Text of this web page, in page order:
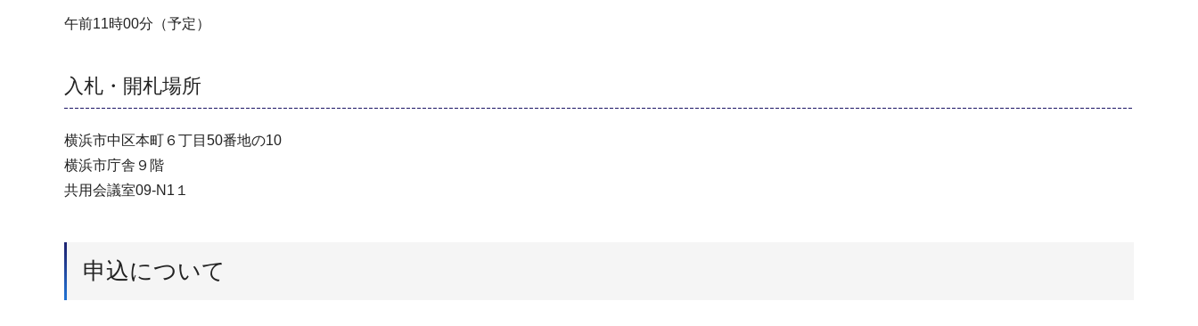
午前11時00分（予定）
入札・開札場所
横浜市中区本町６丁目50番地の10
横浜市庁舎９階
共用会議室09-N1１
申込について